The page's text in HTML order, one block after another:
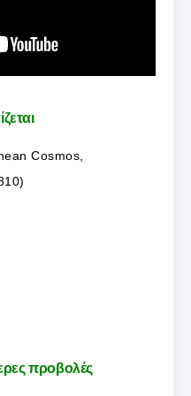
Cosmos,
προβολές